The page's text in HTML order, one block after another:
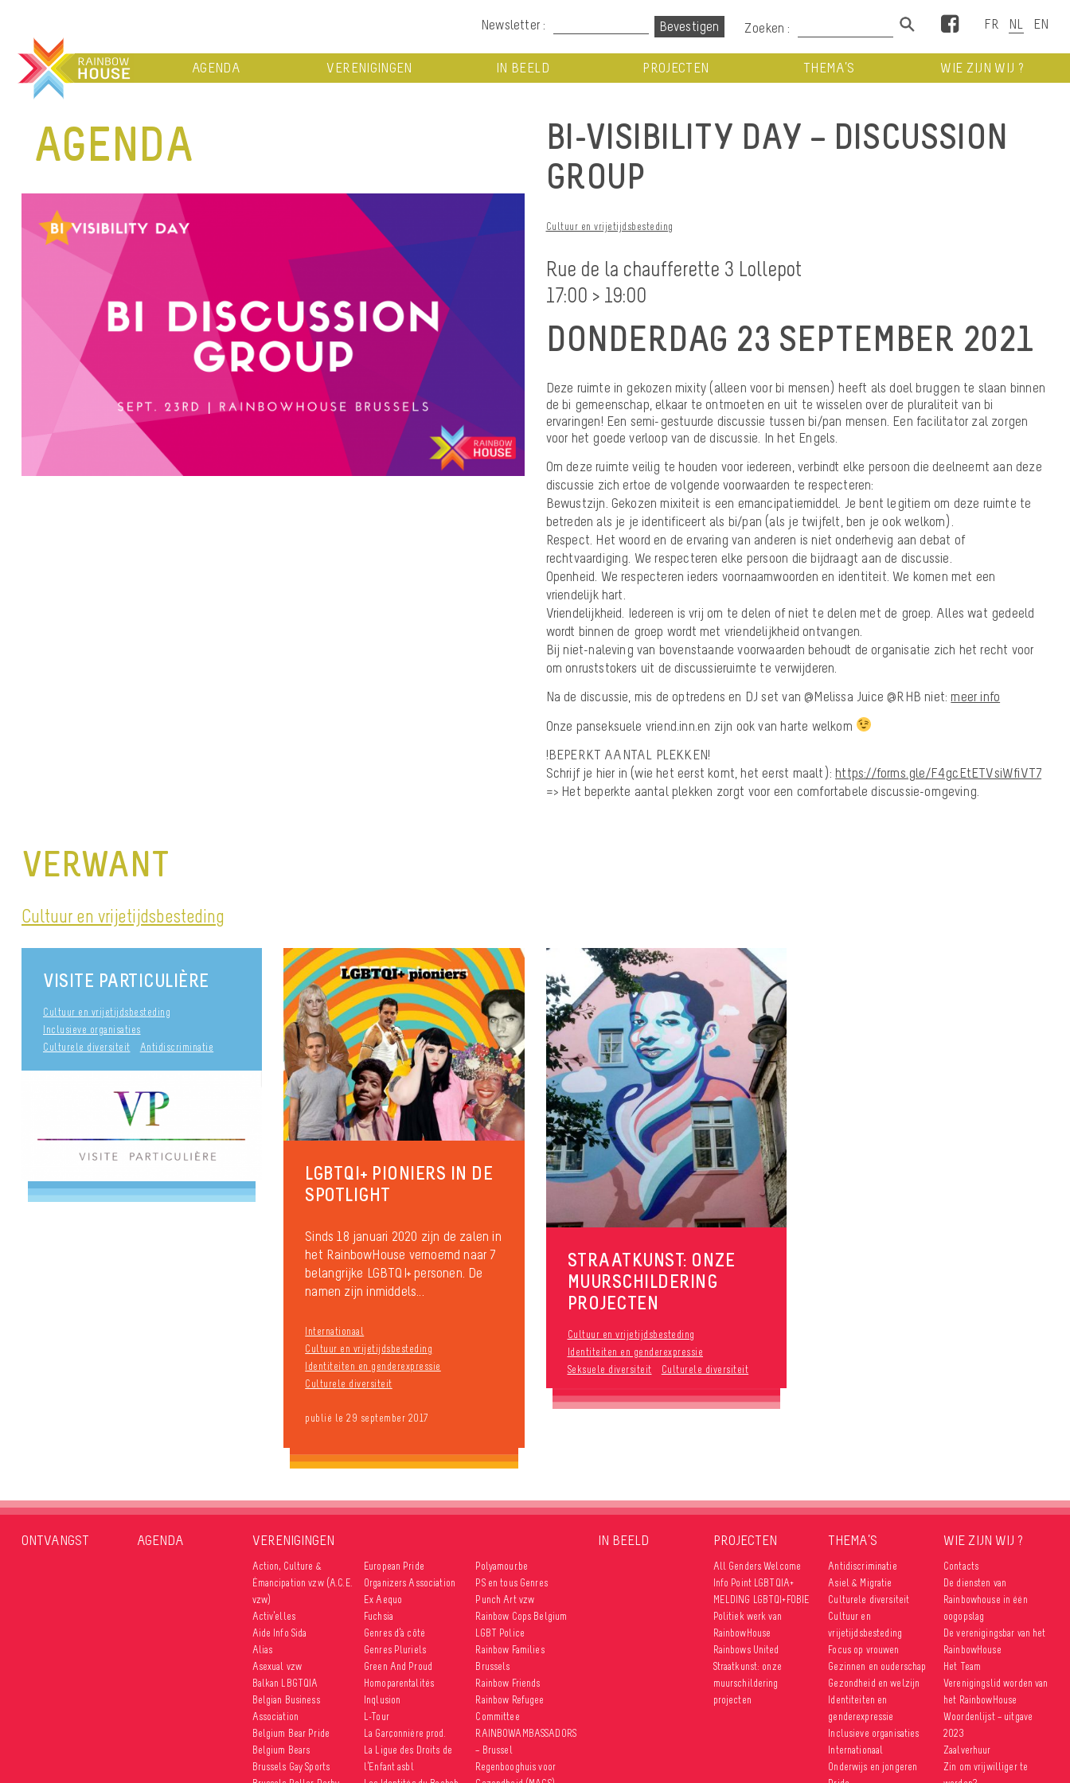
Newsletter : Zoeken : Facebook
AGENDA VERENIGINGEN IN BEELD PROJECTEN THEMA’S WIE ZIJN WIJ ?
AGENDA
BI-VISIBILITY DAY – DISCUSSION
GROUP
Cultuur en vrijetijdsbesteding
Rue de la chaufferette 3 Lollepot
17:00 > 19:00
DONDERDAG 23 SEPTEMBER 2021
Deze ruimte in gekozen mixity (alleen voor bi mensen) heeft als doel bruggen te slaan binnen
de bi gemeenschap, elkaar te ontmoeten en uit te wisselen over de pluraliteit van bi
ervaringen! Een semi-gestuurde discussie tussen bi/pan mensen. Een facilitator zal zorgen
voor het goede verloop van de discussie. In het Engels.
Om deze ruimte veilig te houden voor iedereen, verbindt elke persoon die deelneemt aan deze
discussie zich ertoe de volgende voorwaarden te respecteren:
Bewustzijn. Gekozen mixiteit is een emancipatiemiddel. Je bent legitiem om deze ruimte te
betreden als je je identificeert als bi/pan (als je twijfelt, ben je ook welkom).
Respect. Het woord en de ervaring van anderen is niet onderhevig aan debat of
rechtvaardiging. We respecteren elke persoon die bijdraagt aan de discussie.
Openheid. We respecteren ieders voornaamwoorden en identiteit. We komen met een
vriendelijk hart.
Vriendelijkheid. Iedereen is vrij om te delen of niet te delen met de groep. Alles wat gedeeld
wordt binnen de groep wordt met vriendelijkheid ontvangen.
Bij niet-naleving van bovenstaande voorwaarden behoudt de organisatie zich het recht voor
om onruststokers uit de discussieruimte te verwijderen.
Na de discussie, mis de optredens en DJ set van @Melissa Juice @RHB niet: meer info
Onze panseksuele vriend.inn.en zijn ook van harte welkom
!BEPERKT AANTAL PLEKKEN!
Schrijf je hier in (wie het eerst komt, het eerst maalt): https://forms.gle/F4gcEtETVsiWfiVT7
=> Het beperkte aantal plekken zorgt voor een comfortabele discussie-omgeving.
VERWANT
Cultuur en vrijetijdsbesteding
VISITE PARTICULIÈRE
Cultuur en vrijetijdsbesteding
Inclusieve organisaties
Culturele diversiteit
Antidiscriminatie
LGBTQI+ PIONIERS IN DE
SPOTLIGHT
Sinds 18 januari 2020 zijn de zalen in
het RainbowHouse vernoemd naar 7
belangrijke LGBTQI+ personen. De
namen zijn inmiddels...
Internationaal
Cultuur en vrijetijdsbesteding
Identiteiten en genderexpressie
Culturele diversiteit
publié le 29 september 2017
STRAATKUNST: ONZE
MUURSCHILDERING
PROJECTEN
Cultuur en vrijetijdsbesteding
Identiteiten en genderexpressie
Seksuele diversiteit
Culturele diversiteit
ONTVANGST AGENDA VERENIGINGEN
Action, Culture &
Émancipation vzw (A.C.E.
vzw)
Activ’elles
Aide Info Sida
Alias
Asexual vzw
Balkan LBGTQIA
Belgian Business
Association
Belgium Bear Pride
Belgium Bears
Brussels Gay Sports
European Pride
Organizers Association
Ex Aequo
Fuchsia
Genres d’à côté
Genres Pluriels
Green And Proud
Homoparentalités
Inqlusion
L-Tour
La Garçonnière prod.
La Ligue des Droits de
l’Enfant asbl
Polyamour.be
PS en tous Genres
Punch Art vzw
Rainbow Cops Belgium
LGBT Police
Rainbow Families
Brussels
Rainbow Friends
Rainbow Refugee
Committee
RAINBOWAMBASSADORS
– Brussel
Regenbooghuis voor
IN BEELD PROJECTEN
All Genders Welcome
Info Point LGBTQIA+
MELDING LGBTQI+FOBIE
Politiek werk van
RainbowHouse
Rainbows United
Straatkunst: onze
muurschildering
projecten
THEMA’S
Antidiscriminatie
Asiel & Migratie
Culturele diversiteit
Cultuur en
vrijetijdsbesteding
Focus op vrouwen
Gezinnen en ouderschap
Gezondheid en welzijn
Identiteiten en
genderexpressie
Inclusieve organisaties
Internationaal
Onderwijs en jongeren
WIE ZIJN WIJ ?
Contacts
De diensten van
Rainbowhouse in één
oogopslag
De verenigingsbar van het
RainbowHouse
Het Team
Verenigingslid worden van
het RainbowHouse
Woordenlijst – uitgave
2023
Zaalverhuur
Zin om vrijwilliger te